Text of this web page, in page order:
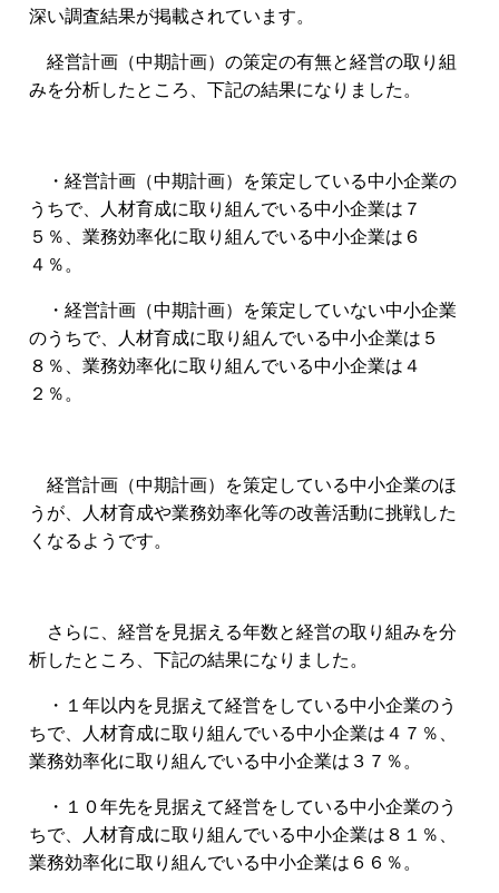
深い調査結果が掲載されています。
経営計画（中期計画）の策定の有無と経営の取り組
みを分析したところ、下記の結果になりました。
・経営計画（中期計画）を策定している中小企業の
うちで、
人材育成に取り組んでいる中小企業は７
５％、業務効率化に取り組んでいる中小企業は６
４％。
・経営計画（中期計画）を策定していない中小企業
のうちで、
人材育成に取り組んでいる中小企業は５
８％、業務効率化に取り組んでいる中小企業は４
２％。
経営計画（中期計画）を策定している中小企業のほ
うが、人材育成や業務効率化等の改善活動に挑戦した
くなるようです。
さらに、経営を見据える年数と経営の取り組みを分
析したところ、下記の結果になりました。
・１年以内を見据えて経営をしている中小企業のう
ちで、
人材育成に取り組んでいる中小企業は４７％、
業務効率化に取り組んでいる中小企業は３７％。
・１０年先を見据えて経営をしている中小企業のう
ちで、
人材育成に取り組んでいる中小企業は８１％、
業務効率化に取り組んでいる中小企業は６６％。